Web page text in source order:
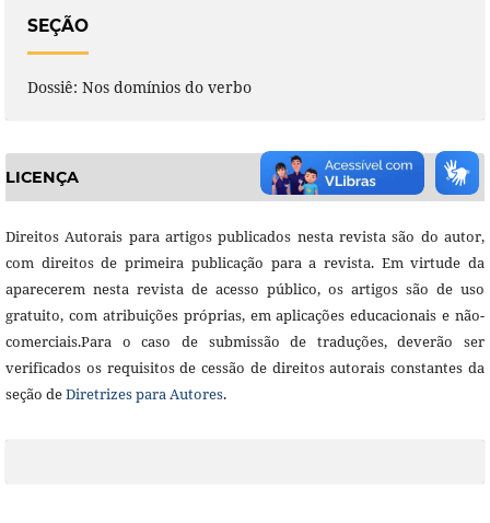
SEÇÃO
Dossiê: Nos domínios do verbo
LICENÇA
Direitos Autorais para artigos publicados nesta revista são do autor,
com direitos de primeira publicação para a revista. Em virtude da
aparecerem nesta revista de acesso público, os artigos são de uso
gratuito, com atribuições próprias, em aplicações educacionais e não-
comerciais.Para o caso de submissão de traduções, deverão ser
verificados os requisitos de cessão de direitos autorais constantes da
seção deDiretrizes para Autores.